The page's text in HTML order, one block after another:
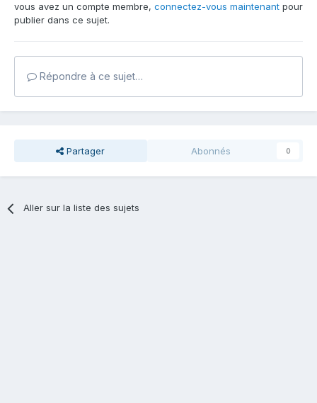
vous avez un compte membre, connectez-vous maintenant pour
publier dans ce sujet.
Répondre à ce sujet…
Partager Abonnés 0
Aller sur la liste des sujets